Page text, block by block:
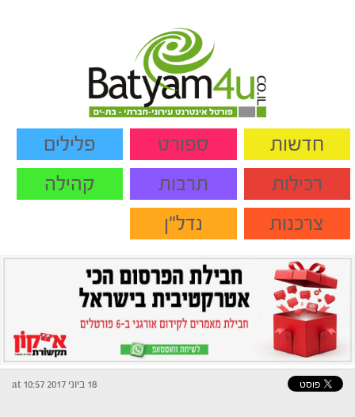
חדשות ספורט
פלילים
רכילות
תרבות
קהילה
צרכנות
נדל"ן
18 ביוני 2017 at 10:57